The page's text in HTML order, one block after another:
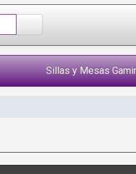
Sillas y Mesas